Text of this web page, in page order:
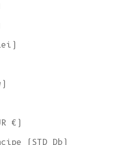
€)
(STD Db)